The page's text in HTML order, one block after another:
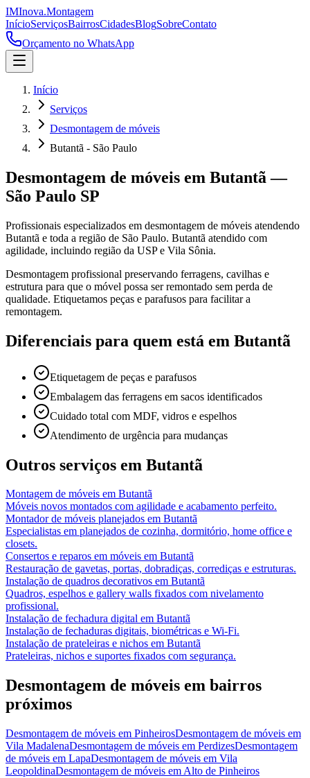
IMInova.Montagem
InícioServiçosBairrosCidadesBlogSobreContato
Orçamento no WhatsApp
Início
Serviços
Desmontagem de móveis
Butantã - São Paulo
Desmontagem de móveis em Butantã —
São Paulo SP
Profissionais especializados em desmontagem de móveis atendendo
Butantã e toda a região de São Paulo. Butantã atendido com
agilidade, incluindo região da USP e Vila Sônia.
Desmontagem profissional preservando ferragens, cavilhas e
estrutura para que o móvel possa ser remontado sem perda de
qualidade. Etiquetamos peças e parafusos para facilitar a
remontagem.
Diferenciais para quem está em Butantã
Etiquetagem de peças e parafusos
Embalagem das ferragens em sacos identificados
Cuidado total com MDF, vidros e espelhos
Atendimento de urgência para mudanças
Outros serviços em Butantã
Montagem de móveis em Butantã
Móveis novos montados com agilidade e acabamento perfeito.
Montador de móveis planejados em Butantã
Especialistas em planejados de cozinha, dormitório, home office e
closets.
Consertos e reparos em móveis em Butantã
Restauração de gavetas, portas, dobradiças, corrediças e estruturas.
Instalação de quadros decorativos em Butantã
Quadros, espelhos e gallery walls fixados com nivelamento
profissional.
Instalação de fechadura digital em Butantã
Instalação de fechaduras digitais, biométricas e Wi-Fi.
Instalação de prateleiras e nichos em Butantã
Prateleiras, nichos e suportes fixados com segurança.
Desmontagem de móveis em bairros
próximos
Desmontagem de móveis em PinheirosDesmontagem de móveis em
Vila MadalenaDesmontagem de móveis em PerdizesDesmontagem
de móveis em LapaDesmontagem de móveis em Vila
LeopoldinaDesmontagem de móveis em Alto de Pinheiros